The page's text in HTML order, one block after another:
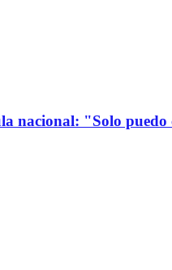
nacional: "Solo